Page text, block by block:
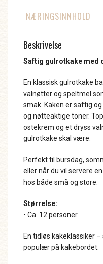
NÆRINGSINNHOLD
Beskrivelse
Saftig gulrotkake med
En klassisk gulrotkake
valnøtter og speltmel
smak. Kaken er saftig
og nøtteaktige toner.
ostekrem og et dryss
gulrotkake skal være.
Perfekt til bursdag,
eller når du vil servere
hos både små og store.
Størrelse:
• Ca. 12 personer
En tidløs kakeklassiker
populær på kakebordet.